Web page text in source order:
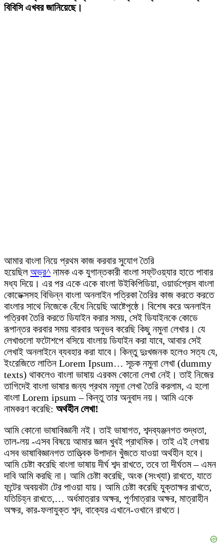
বিবিসি এখবর জানিয়েছে।
আমার বাংলা নিয়ে প্রথম কাজ করবার সুযোগ তৈরি
হয়েছিলঅভ্র^ নামক এক যুগান্তকারী বাংলা সফ্‌টওয়্যার হাতে পাবার
মধ্য দিয়ে। এর পর একে একে বাংলা উইকিপিডিয়া, ওয়ার্ডপ্রেস বাংলা
কোডেক্সসহ বিভিন্ন বাংলা অনলাইন পত্রিকা তৈরির কাজ করতে করতে
বাংলার সাথে নিজেকে বেঁধে নিয়েছি আষ্টেপৃষ্ঠে। বিশেষ করে অনলাইন
পত্রিকা তৈরি করতে ডিযাইন করার সময়, সেই ডিযাইনকে কোডে
রূপান্তর করবার সময় বারবার অনুভব করেছি কিছু নমুনা লেখার। যে
লেখাগুলো ফটোশপে বসিয়ে বাংলায় ডিযাইন করা যাবে, আবার সেই
লেখাই অনলাইনে ব্যবহার করা যাবে। কিন্তু দুঃখজনক হলেও সত্য যে,
ইংরেজিতে লাতিন Lorem Ipsum… সূচক নমুনা লেখা (dummy
texts) থাকলেও বাংলা ভাষায় এরকম কোনো লেখা নেই। তাই নিজের
তাগিদেই বাংলা ভাষার জন্য প্রথম নমুনা লেখা তৈরি করলাম, এ হলো
বাংলা Lorem ipsum – কিন্তু তার অনুবাদ নয়। আমি একে
নামকরণ করেছি: অর্থহীন লেখা!
আমি কোনো ভাষাবিজ্ঞানী নই। তাই ভাষাগত, শব্দব্যঞ্জনগত শুদ্ধতা,
তাল-লয় -এসব বিষয়ে আমার জ্ঞান খুবই প্রাথমিক। তাই এই লেখায়
এসব ভাষাবিজ্ঞানগত তাত্ত্বিক উপাদান খুঁজতে যাওয়া অর্থহীন হবে।
আমি চেষ্টা করেছি বাংলা ভাষায় দীর্ঘ শব্দ রাখতে, তবে তা দীর্ঘতম – এমন
দাবি আমি করছি না। আমি চেষ্টা করেছি, অংক (সংখ্যা) রাখতে, যাতে
ফন্টের অবয়বটা টের পাওয়া যায়। আমি চেষ্টা করেছি যুক্তাক্ষর রাখতে,
যতিচিহ্ন রাখতে,… অর্ধমাত্রার অক্ষর, পূর্ণমাত্রার অক্ষর, মাত্রাহীন
অক্ষর, কার-ফলাযুক্ত শব্দ, বাক্যের এখানে-ওখানে রাখতে।